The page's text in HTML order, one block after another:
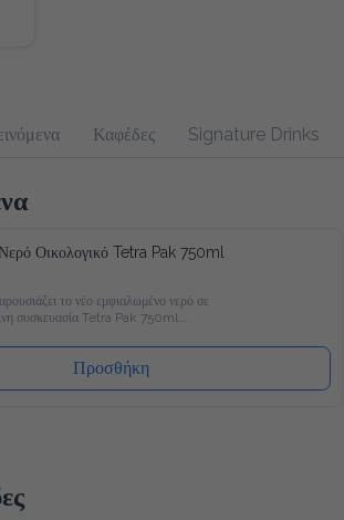
Καφέδες Signature Drinks
Οικολογικό Tetra Pak 750ml
το νέο εμφιαλωμένο νερό σε μία
Tetra Pak 750ml.
είναι πλούσιο σε μαγνήσιο με
και σε χάρτινη συσκευασία Tetra
στους καταναλωτές μας να
νερό με νέο και φιλικό προς
στο περιβάλλον. Ενώ ένα άλλο
το καπάκι κλείνει ξανά, μετά από κάθε
να διατηρείται πάντα φρέσκο ​​και
Προσθήκη